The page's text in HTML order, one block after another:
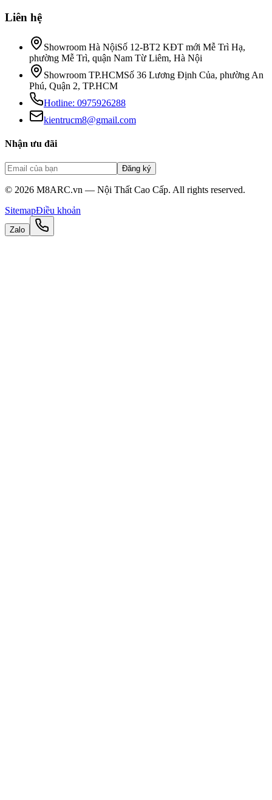
Liên hệ
Showroom Hà NộiSố 12-BT2 KĐT mới Mễ Trì Hạ,
phường Mễ Trì, quận Nam Từ Liêm, Hà Nội
Showroom TP.HCMSố 36 Lương Định Của, phường An
Phú, Quận 2, TP.HCM
Hotline: 0975926288
kientrucm8@gmail.com
Nhận ưu đãi
Đăng ký
© 2026 M8ARC.vn — Nội Thất Cao Cấp. All rights reserved.
SitemapĐiều khoản
Zalo